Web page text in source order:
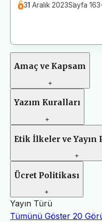
31 Aralık 2023Sayfa
Amaç ve Kapsam
+
Yazım Kuralları
+
Etik İlkeler ve Yayın
+
Ücret Politikası
+
Yayın Türü
Tümünü Göster 20